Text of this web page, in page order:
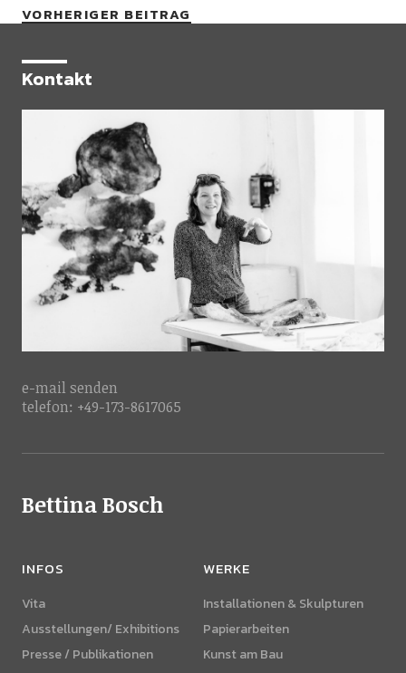
VORHERIGER BEITRAG
Kontakt
e-mail senden
telefon: +49-173-8617065
Bettina Bosch
INFOS
Vita
Ausstellungen/ Exhibitions
Presse / Publikationen
WERKE
Installationen & Skulpturen
Papierarbeiten
Kunst am Bau